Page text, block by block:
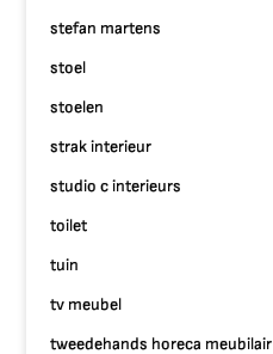
stefan martens
stoel
stoelen
strak interieur
studio c interieurs
toilet
tuin
tv meubel
tweedehands horeca meubilair